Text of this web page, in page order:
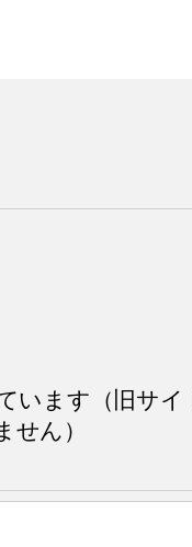
います（旧サイ
ん）